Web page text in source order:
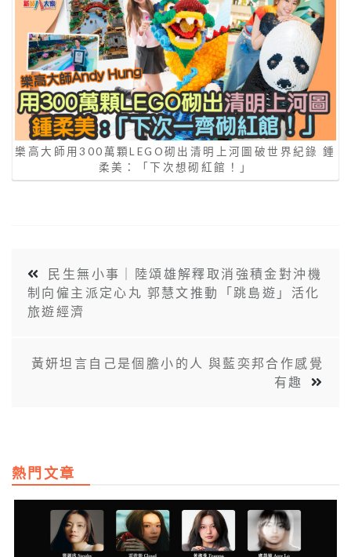
樂高大師用300萬顆LEGO砌出清明上河圖破世界紀錄 鍾
柔美：「下次想砌紅館！」
民生無小事｜陸頌雄解釋取消強積金對沖機
制向僱主派定心丸 郭慧文推動「跳島遊」活化
旅遊經濟
黃妍坦言自己是個膽小的人 與藍奕邦合作感覺
有趣
熱門文章